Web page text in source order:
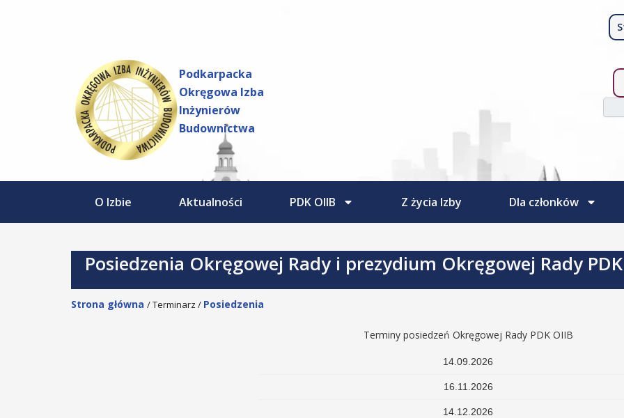
Podkarpacka
Okręgowa Izba
Inżynierów
Budownictwa
O Izbie Aktualności PDK OIIB Z życia Izby Dla członków
Posiedzenia Okręgowej Rady i prezydium Okręgowej Rady
Strona główna / Terminarz / Posiedzenia
Terminy posiedzeń Okręgowej Rady PDK OIIB
14.09.2026
16.11.2026
14.12.2026